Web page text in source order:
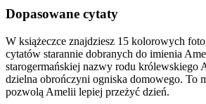
Dopasowane cytaty
W książeczce znajdziesz 15 kolorowych
cytatów starannie dobranych do imienia
starogermańskiej nazwy rodu królewskiego
dzielna obrończyni ogniska domowego. To
pozwolą Amelii lepiej przeżyć dzień.